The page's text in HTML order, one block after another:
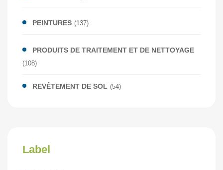
PEINTURES (137)
PRODUITS DE TRAITEMENT ET DE NETTOYAGE
(108)
REVÊTEMENT DE SOL (54)
Label